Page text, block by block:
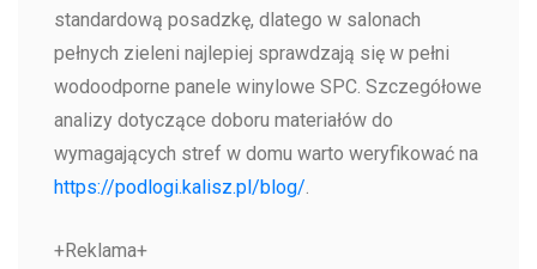
standardową posadzkę, dlatego w salonach
pełnych zieleni najlepiej sprawdzają się w pełni
wodoodporne panele winylowe SPC. Szczegółowe
analizy dotyczące doboru materiałów do
wymagających stref w domu warto weryfikować na
https://podlogi.kalisz.pl/blog/.
+Reklama+